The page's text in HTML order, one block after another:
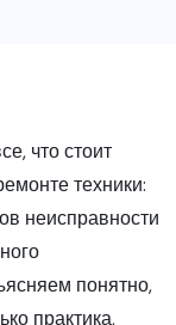
что стоит
техники:
неисправности
понятно,
практика,